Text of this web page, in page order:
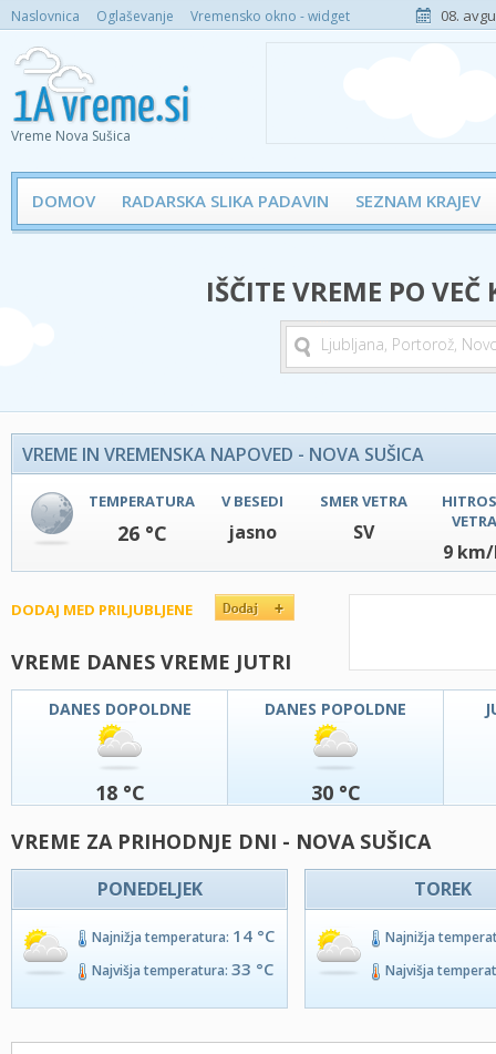
Naslovnica Oglaševanje Vremensko okno - widget 08.
Vreme Nova Sušica
DOMOV RADARSKA SLIKA PADAVIN SEZNAM KRAJEV
IŠČITE VREME PO
VREME IN VREMENSKA NAPOVED - NOVA SUŠICA
TEMPERATURA
26 °C
V BESEDI
jasno
SMER VETRA
SV
VETRA
9
DODAJ MED PRILJUBLJENE
VREME DANES VREME JUTRI
DANES DOPOLDNE
18 °C
DANES POPOLDNE
30 °C
VREME ZA PRIHODNJE DNI - NOVA SUŠICA
PONEDELJEK
Najnižja temperatura: 14 °C
Najvišja temperatura: 33 °C
TOREK
Najnižja
Najvišja